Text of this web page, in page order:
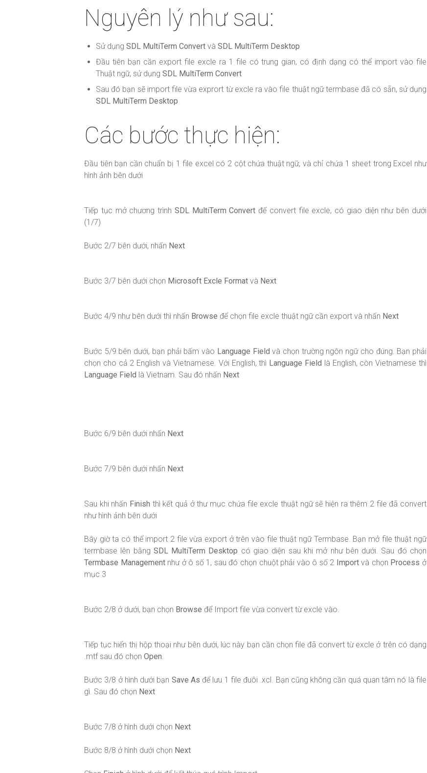
Nguyên lý như sau:
Sử dụng SDL MultiTerm Convert và SDL MultiTerm Desktop
Đầu tiên bạn cần export file excle ra 1 file có trung gian, có định dạng có thể import vào file
Thuật ngữ, sử dụng SDL MultiTerm Convert
Sau đó bạn sẽ import file vừa exprort từ excle ra vào file thuật ngữ termbase đã có sẵn, sử dụng
SDL MultiTerm Desktop
Các bước thực hiện:
Đầu tiên bạn cần chuẩn bị 1 file excel có 2 cột chứa thuật ngữ, và chỉ chứa 1 sheet trong Excel như
hình ảnh bên dưới
Tiếp tục mở chương trình SDL MultiTerm Convert để convert file excle, có giao diện như bên dưới
(1/7)
Bước 2/7 bên dưới, nhấn Next
Bước 3/7 bên dưới chọn Microsoft Excle Format và Next
Bước 4/9 như bên dưới thì nhấn Browse để chọn file excle thuật ngữ cần export và nhấn Next
Bước 5/9 bên dưới, bạn phải bấm vào Language Field và chọn trường ngôn ngữ cho đúng. Bạn phải
chọn cho cả 2 English và Vietnamese. Với English, thì Language Field là English, còn Vietnamese thì
Language Field là Vietnam. Sau đó nhấn Next
Bước 6/9 bên dưới nhấn Next
Bước 7/9 bên dưới nhấn Next
Sau khi nhấn Finish thì kết quả ở thư mục chứa file excle thuật ngữ sẽ hiện ra thêm 2 file đã convert
như hình ảnh bên dưới
Bây giờ ta có thể import 2 file vừa export ở trên vào file thuật ngữ Termbase. Bạn mở file thuật ngữ
termbase lên bằng SDL MultiTerm Desktop có giao diện sau khi mở như bên dưới. Sau đó chọn
Termbase Management như ở ô số 1, sau đó chọn chuột phải vào ô số 2 Importvà chọn Process ở
mục 3
Bước 2/8 ở dưới, bạn chọn Browse để Import file vừa convert từ excle vào.
Tiếp tục hiển thị hộp thoại như bên dưới, lúc này bạn cần chọn file đã convert từ excle ở trên có dạng
.mtf sau đó chọn Open.
Bước 3/8 ở hình dưới bạn Save As để lưu 1 file đuôi .xcl. Bạn cũng không cần quá quan tâm nó là file
gì. Sau đó chọn Next
Bước 7/8 ở hình dưới chọn Next
Bước 8/8 ở hình dưới chọn Next